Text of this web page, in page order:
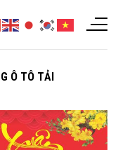
Ô TÔ TẢI